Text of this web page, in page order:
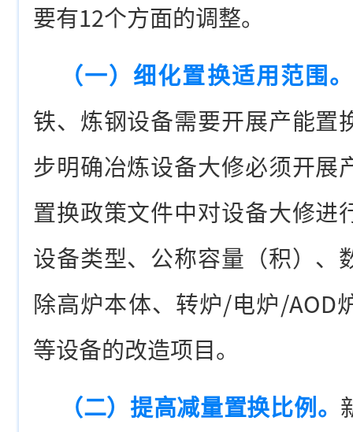
要有12个方面的调整。
（一）细化置换适用范围
铁、炼钢设备需要开展产能置
步明确冶炼设备大修必须开展
置换政策文件中对设备大修进
设备类型、公称容量（积）、
除高炉本体、转炉/电炉/AOD
等设备的改造项目。
（二）提高减量置换比例。